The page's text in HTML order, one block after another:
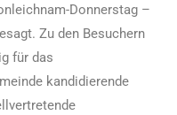
Donnerstag –
Zu den Besuchern
für das
kandidierende